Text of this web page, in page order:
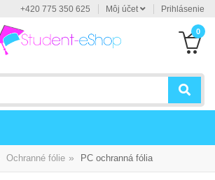
+420 775 350 625 Môj účet Prihlásenie
0
Ochranné fólie » PC ochranná fólia